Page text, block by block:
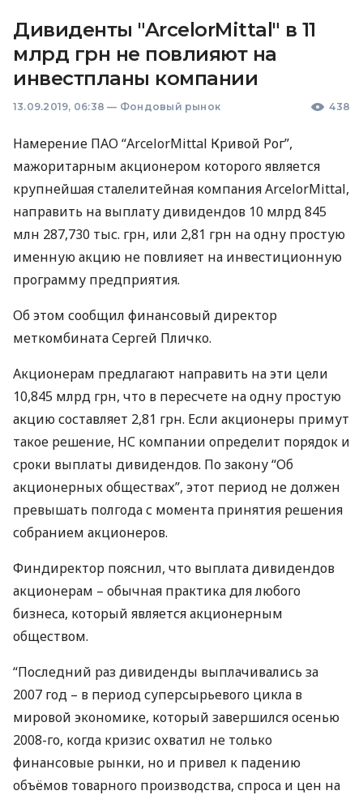
Дивиденты "ArcelorMittal" в 11
млрд грн не повлияют на
инвестпланы компании
13.09.2019, 06:38 — Фондовый рынок 438
Намерение ПАО “ArcelorMittal Кривой Рог”,
мажоритарным акционером которого является
крупнейшая сталелитейная компания ArcelorMittal,
направить на выплату дивидендов 10 млрд 845
млн 287,730 тыс. грн, или 2,81 грн на одну простую
именную акцию не повлияет на инвестиционную
программу предприятия.
Об этом сообщил финансовый директор
меткомбината Сергей Пличко.
Акционерам предлагают направить на эти цели
10,845 млрд грн, что в пересчете на одну простую
акцию составляет 2,81 грн. Если акционеры примут
такое решение, НС компании определит порядок и
сроки выплаты дивидендов. По закону “Об
акционерных обществах”, этот период не должен
превышать полгода с момента принятия решения
собранием акционеров.
Финдиректор пояснил, что выплата дивидендов
акционерам – обычная практика для любого
бизнеса, который является акционерным
обществом.
“Последний раз дивиденды выплачивались за
2007 год – в период суперсырьевого цикла в
мировой экономике, который завершился осенью
2008-го, когда кризис охватил не только
финансовые рынки, но и привел к падению
объёмов товарного производства, спроса и цен на